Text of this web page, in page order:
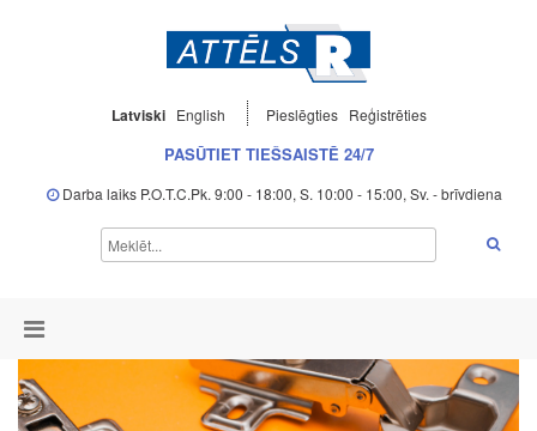
Latviski English Pieslēgties Reģistrēties
PASŪTIET TIEŠSAISTĒ 24/7
Darba laiks P.O.T.C.Pk. 9:00 - 18:00, S. 10:00 - 15:00, Sv. - brīvdiena